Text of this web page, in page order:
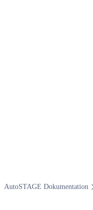
Auto​STAGE Dokumentation